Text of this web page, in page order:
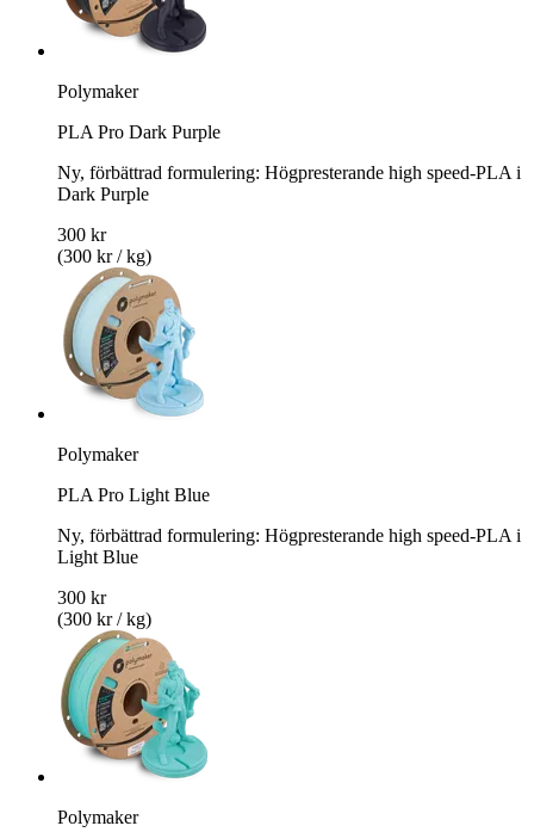
Polymaker
PLA Pro Dark Purple
Ny, förbättrad formulering: Högpresterande high speed-PLA i
Dark Purple
300 kr
(300 kr / kg)
Polymaker
PLA Pro Light Blue
Ny, förbättrad formulering: Högpresterande high speed-PLA i
Light Blue
300 kr
(300 kr / kg)
Polymaker